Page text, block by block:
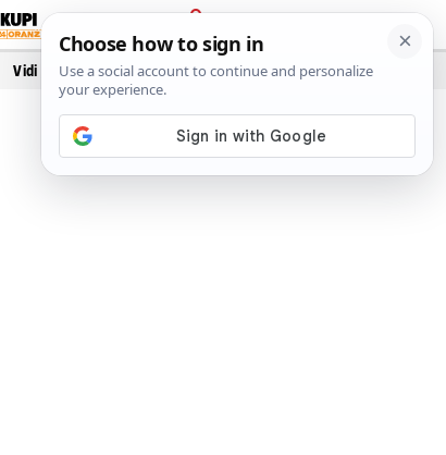
PRIJAVA
Vidi još…